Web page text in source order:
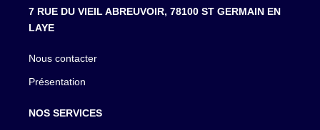
7 RUE DU VIEIL ABREUVOIR, 78100 ST GERMAIN EN
LAYE
Nous contacter
Présentation
NOS SERVICES